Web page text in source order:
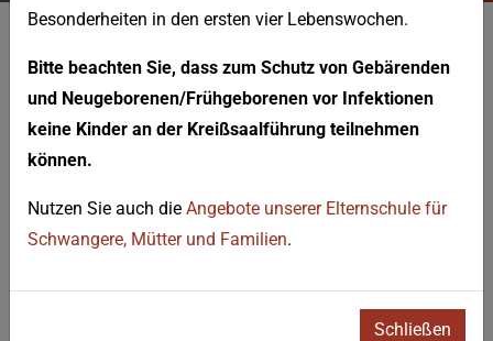
Neuigkeiten
Zonta-Club Ludwigshafen
unterstützt Programm Guter
Start ins Kinderleben
Besonderheiten in den ersten vier Lebenswochen.
Bitte beachten Sie, dass zum Schutz von Gebärenden
und Neugeborenen/Frühgeborenen vor Infektionen
keine Kinder an der Kreißsaalführung teilnehmen
können.
Nutzen Sie auch die Angebote unserer Elternschule für
Schwangere, Mütter und Familien.
Schließen